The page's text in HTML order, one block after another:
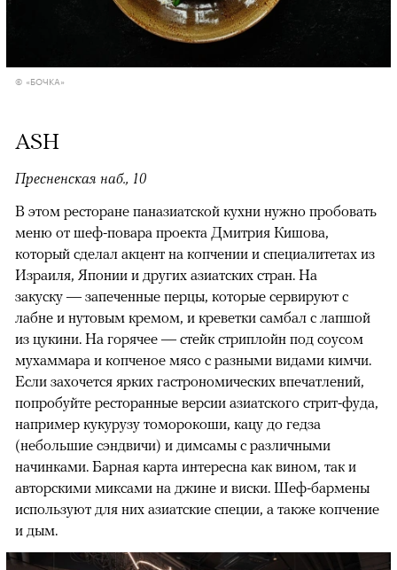
© «БОЧКА»
ASH
Пресненская наб., 10
В этом ресторане паназиатской кухни нужно пробовать
меню от шеф-повара проекта Дмитрия Кишова,
который сделал акцент на копчении и специалитетах из
Израиля, Японии и других азиатских стран. На
закуску — запеченные перцы, которые сервируют с
лабне и нутовым кремом, и креветки самбал с лапшой
из цукини. На горячее — стейк стриплойн под соусом
мухаммара и копченое мясо с разными видами кимчи.
Если захочется ярких гастрономических впечатлений,
попробуйте ресторанные версии азиатского стрит-фуда,
например кукурузу томорокоши, кацу до гедза
(небольшие сэндвичи) и димсамы с различными
начинками. Барная карта интересна как вином, так и
авторскими миксами на джине и виски. Шеф-бармены
используют для них азиатские специи, а также копчение
и дым.